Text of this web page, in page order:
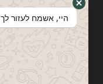
היי, אשמח לעזור לך